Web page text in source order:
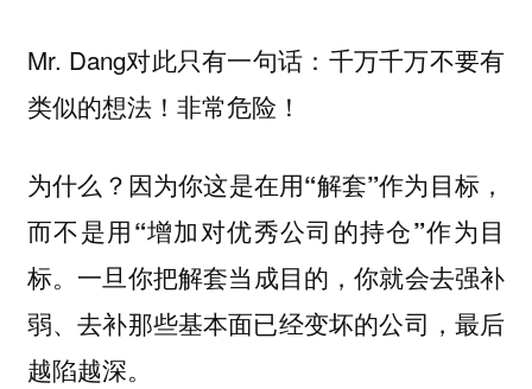
Mr. Dang对此只有一句话： 千万千万不要有
类似的想法！非常危险！
为什么？ 因为你这是在用“解套”作为目标，
而不是用“增加对优秀公司的持仓”作为目
标。 一旦你把解套当成目的，你就会去强补
弱、去补那些基本面已经变坏的公司，最后
越陷越深。